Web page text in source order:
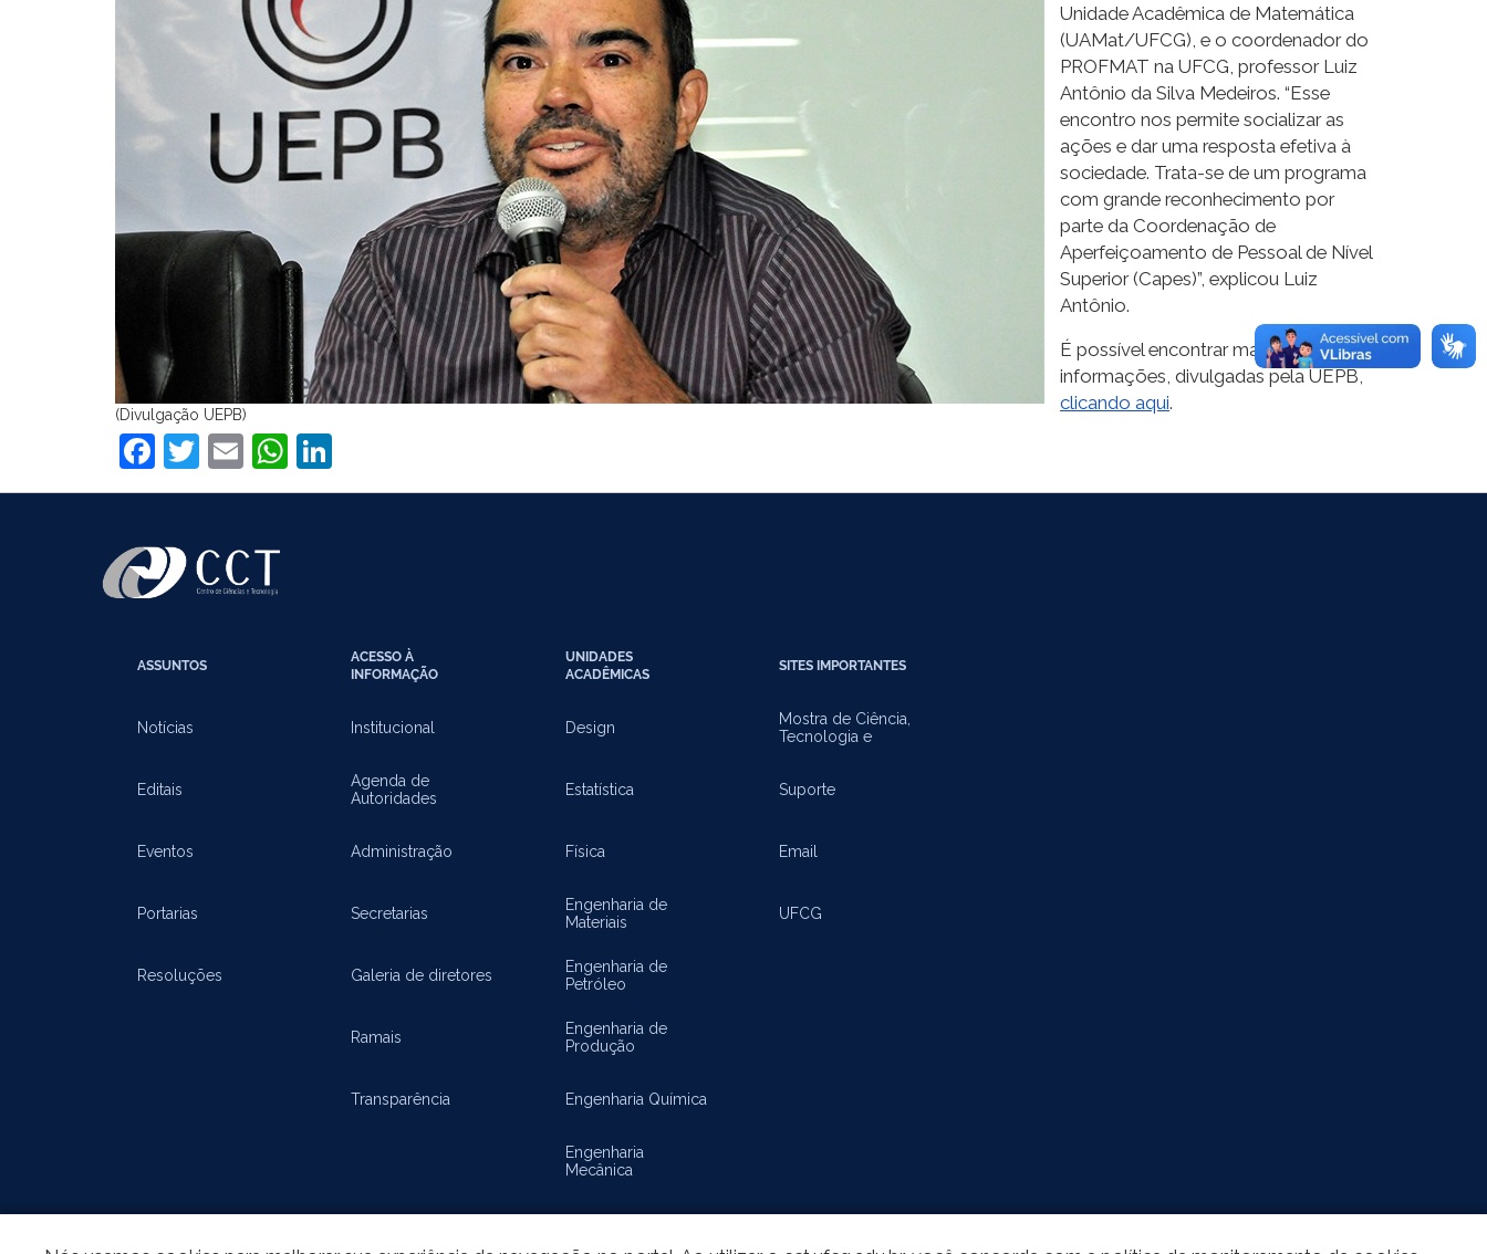
(Divulgação UEPB)
Unidade Acadêmica de Matemática
(UAMat/UFCG), e o coordenador do
PROFMAT na UFCG, professor Luiz
Antônio da Silva Medeiros. “Esse
encontro nos permite socializar as
ações e dar uma resposta efetiva à
sociedade. Trata-se de um programa
com grande reconhecimento por
parte da Coordenação de
Aperfeiçoamento de Pessoal de Nível
Superior (Capes)”, explicou Luiz
Antônio.
É possível encontrar maiores
informações, divulgadas pela UEPB,
clicando aqui.
Facebook
Twitter
EmailWhatsApp
ASSUNTOS
Notícias
Editais
Eventos
Portarias
Resoluções
ACESSO À
INFORMAÇÃO
Institucional
Agenda de
Autoridades
Administração
Secretarias
Galeria de diretores
Ramais
Transparência
UNIDADES
ACADÊMICAS
Design
Estatística
Física
Engenharia de
Materiais
Engenharia de
Petróleo
Engenharia de
Produção
Engenharia Química
Engenharia
Mecânica
SITES IMPORTANTES
Mostra de Ciência,
Tecnologia e
Suporte
Email
UFCG